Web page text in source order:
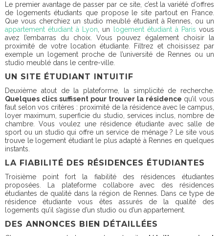
Le premier avantage de passer par ce site, c’est la variété d’offres
de logements étudiants que propose le site partout en France.
Que vous cherchiez un studio meublé étudiant à Rennes, ou un
appartement étudiant à Lyon , un logement étudiant à Paris vous
avez l’embarras du choix. Vous pouvez également choisir la
proximité de votre location étudiante. Filtrez et choisissez par
exemple un logement proche de l’université de Rennes ou un
studio meublé dans le centre-ville.
UN SITE ÉTUDIANT INTUITIF
Deuxième atout de la plateforme, la simplicité de recherche.
Quelques clics suffisent pour trouver la résidence qu’il vous
faut selon vos critères : proximité de la résidence avec le campus,
loyer maximum, superficie du studio, services inclus, nombre de
chambre. Vous voulez une résidence étudiante avec salle de
sport ou un studio qui offre un service de ménage ? Le site vous
trouve le logement étudiant le plus adapté à Rennes en quelques
instants.
LA FIABILITÉ DES RÉSIDENCES ÉTUDIANTES
Troisième point fort la fiabilité des résidences étudiantes
proposées. La plateforme collabore avec des résidences
étudiantes de qualité dans la région de Rennes. Dans ce type de
résidence étudiante vous êtes assurés de la qualité des
logements qu’il s’agisse d’un studio ou d’un appartement.
DES ANNONCES BIEN DÉTAILLÉES